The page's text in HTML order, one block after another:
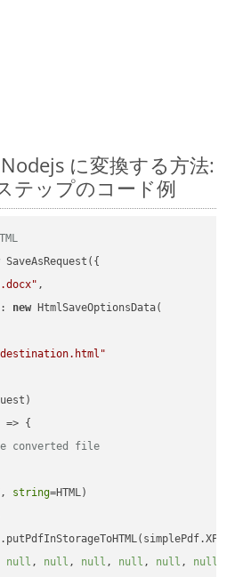
に変換する方法:
テップのコード例
SaveAsRequest({
,
: new HtmlSaveOptionsData(
=> {
converted file
string=HTML)
null , null , null , null , null , null